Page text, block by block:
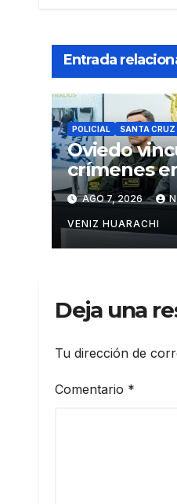
Entrada
POLICIAL SANTA CRUZ
Oviedo
crímenes
Cruz con la
Marset
AGO 7, 2026
VENIZ HUARACHI
Deja una
Tu dirección de
Comentario *